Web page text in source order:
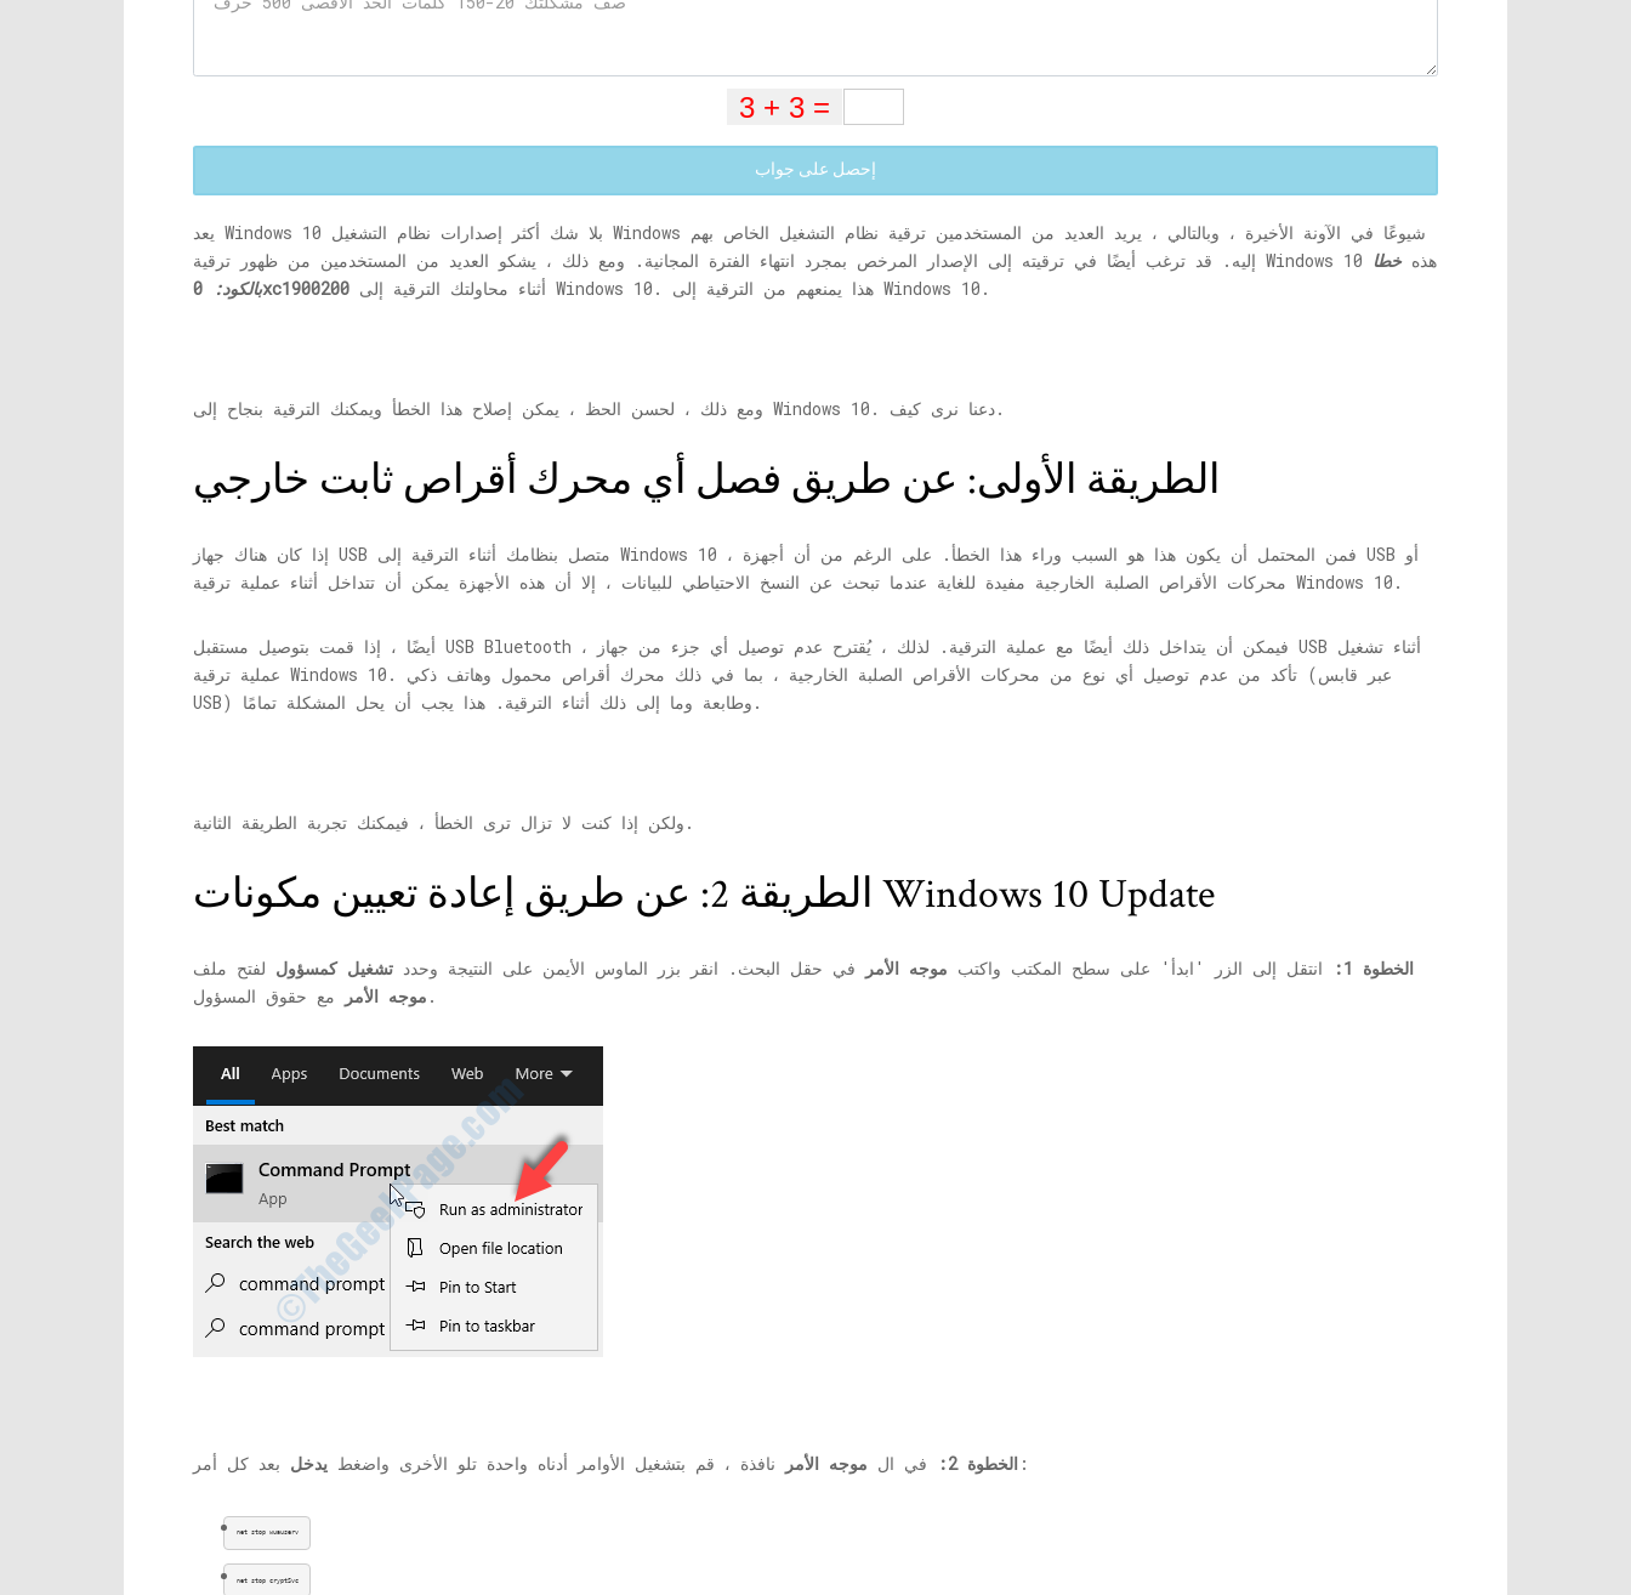
إحصل على جواب
يعد Windows 10 بلا شك أكثر إصدارات نظام التشغيل Windows شيوعًا في الآونة الأخيرة ، وبالتالي ، يريد العديد من المستخدمين ترقية نظام التشغيل الخاص بهم
إليه. قد ترغب أيضًا في ترقيته إلى الإصدار المرخص بمجرد انتهاء الفترة المجانية. ومع ذلك ، يشكو العديد من المستخدمين من ظهور ترقية Windows 10 هذهخطا
بالكود:0xc1900200 أثناء محاولتك الترقية إلى Windows 10. هذا يمنعهم من الترقية إلى Windows 10.
ومع ذلك ، لحسن الحظ ، يمكن إصلاح هذا الخطأ ويمكنك الترقية بنجاح إلى Windows 10. دعنا نرى كيف.
الطريقة الأولى: عن طريق فصل أي محرك أقراص ثابت خارجي
إذا كان هناك جهاز USB متصل بنظامك أثناء الترقية إلى Windows 10 ، فمن المحتمل أن يكون هذا هو السبب وراء هذا الخطأ. على الرغم من أن أجهزة USB أو
محركات الأقراص الصلبة الخارجية مفيدة للغاية عندما تبحث عن النسخ الاحتياطي للبيانات ، إلا أن هذه الأجهزة يمكن أن تتداخل أثناء عملية ترقية Windows 10.
أيضًا ، إذا قمت بتوصيل مستقبل USB Bluetooth ، فيمكن أن يتداخل ذلك أيضًا مع عملية الترقية. لذلك ، يُقترح عدم توصيل أي جزء من جهاز USB أثناء تشغيل
عملية ترقية Windows 10. تأكد من عدم توصيل أي نوع من محركات الأقراص الصلبة الخارجية ، بما في ذلك محرك أقراص محمول وهاتف ذكي (عبر قابس
USB) وطابعة وما إلى ذلك أثناء الترقية. هذا يجب أن يحل المشكلة تمامًا.
ولكن إذا كنت لا تزال ترى الخطأ ، فيمكنك تجربة الطريقة الثانية.
الطريقة 2: عن طريق إعادة تعيين مكونات Windows 10 Update
الخطوة 1: انتقل إلى الزر 'ابدأ' على سطح المكتب واكتب موجه الأمر في حقل البحث. انقر بزر الماوس الأيمن على النتيجة وحدد تشغيل كمسؤول لفتح ملف
موجه الأمر مع حقوق المسؤول.
الخطوة 2: في ال موجه الأمر نافذة ، قم بتشغيل الأوامر أدناه واحدة تلو الأخرى واضغط يدخل بعد كل أمر:
net stop wuauserv
net stop cryptSvc